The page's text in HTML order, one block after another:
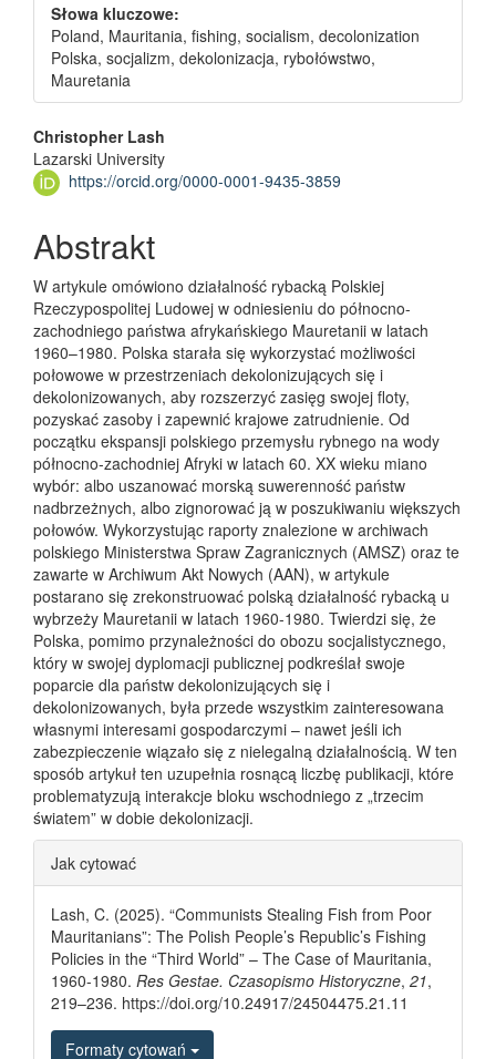
Słowa kluczowe:
Poland, Mauritania, fishing, socialism, decolonization
Polska, socjalizm, dekolonizacja, rybołówstwo,
Mauretania
Main Article Content
Christopher Lash
Lazarski University
https://orcid.org/0000-0001-9435-3859
Abstrakt
W artykule omówiono działalność rybacką Polskiej
Rzeczypospolitej Ludowej w odniesieniu do północno-
zachodniego państwa afrykańskiego Mauretanii w latach
1960–1980. Polska starała się wykorzystać możliwości
połowowe w przestrzeniach dekolonizujących się i
dekolonizowanych, aby rozszerzyć zasięg swojej floty,
pozyskać zasoby i zapewnić krajowe zatrudnienie. Od
początku ekspansji polskiego przemysłu rybnego na wody
północno-zachodniej Afryki w latach 60. XX wieku miano
wybór: albo uszanować morską suwerenność państw
nadbrzeżnych, albo zignorować ją w poszukiwaniu większych
połowów. Wykorzystując raporty znalezione w archiwach
polskiego Ministerstwa Spraw Zagranicznych (AMSZ) oraz te
zawarte w Archiwum Akt Nowych (AAN), w artykule
postarano się zrekonstruować polską działalność rybacką u
wybrzeży Mauretanii w latach 1960-1980. Twierdzi się, że
Polska, pomimo przynależności do obozu socjalistycznego,
który w swojej dyplomacji publicznej podkreślał swoje
poparcie dla państw dekolonizujących się i
dekolonizowanych, była przede wszystkim zainteresowana
własnymi interesami gospodarczymi – nawet jeśli ich
zabezpieczenie wiązało się z nielegalną działalnością. W ten
sposób artykuł ten uzupełnia rosnącą liczbę publikacji, które
problematyzują interakcje bloku wschodniego z „trzecim
światem” w dobie dekolonizacji.
Article Details
Jak cytować
Lash, C. (2025). “Communists Stealing Fish from Poor
Mauritanians”: The Polish People’s Republic’s Fishing
Policies in the “Third World” – The Case of Mauritania,
1960-1980. Res Gestae. Czasopismo Historyczne, 21,
219–236. https://doi.org/10.24917/24504475.21.11
Formaty cytowań